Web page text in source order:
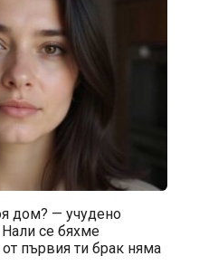
дом? — учудено
Нали се бяхме
първия ти брак няма